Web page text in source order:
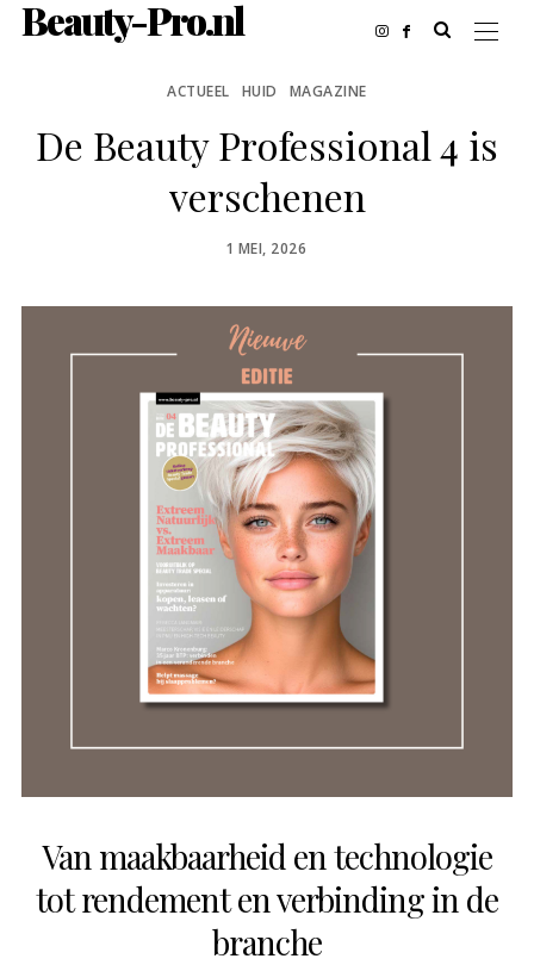
Beauty-Pro.nl
ACTUEEL HUID MAGAZINE
De Beauty Professional 4 is
verschenen
POSTED
1 MEI, 2026
Van maakbaarheid en technologie
tot rendement en verbinding in de
branche